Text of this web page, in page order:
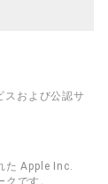
スおよび公認サ
た Apple Inc.
です。